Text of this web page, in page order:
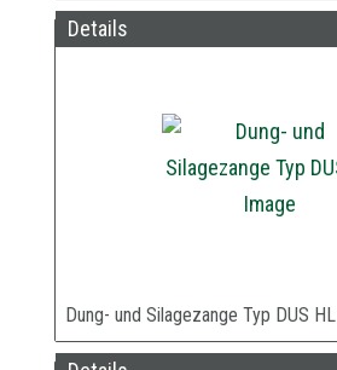
Details
Dung- und Silagezange Typ DUS HL